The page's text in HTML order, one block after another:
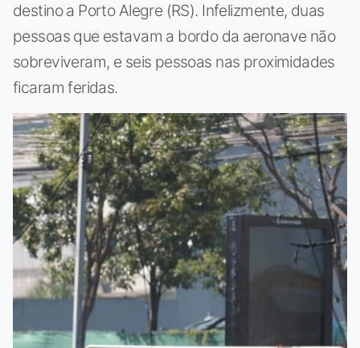
destino a Porto Alegre (RS). Infelizmente, duas
pessoas que estavam a bordo da aeronave não
sobreviveram, e seis pessoas nas proximidades
ficaram feridas.